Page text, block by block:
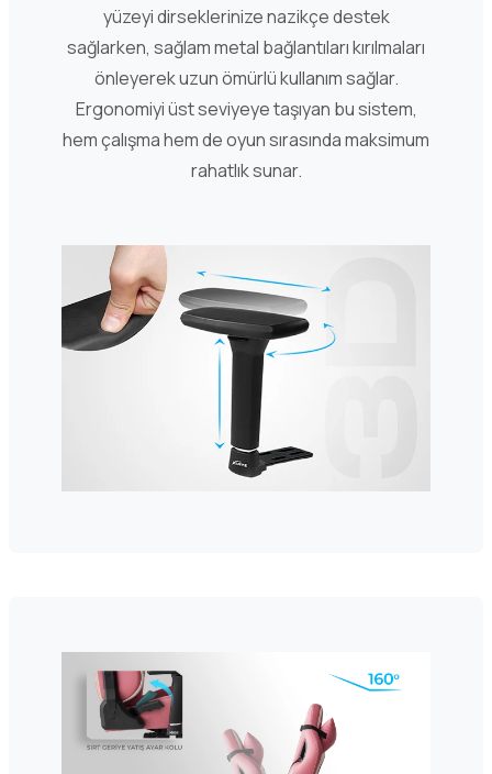
yüzeyi dirseklerinize nazikçe destek
sağlarken, sağlam metal bağlantıları kırılmaları
önleyerek uzun ömürlü kullanım sağlar.
Ergonomiyi üst seviyeye taşıyan bu sistem,
hem çalışma hem de oyun sırasında maksimum
rahatlık sunar.